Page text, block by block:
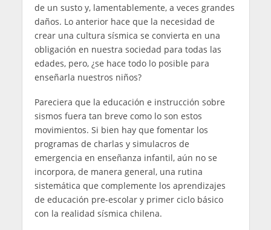
de un susto y, lamentablemente, a veces grandes
daños. Lo anterior hace que la necesidad de
crear una cultura sísmica se convierta en una
obligación en nuestra sociedad para todas las
edades, pero, ¿se hace todo lo posible para
enseñarla nuestros niños?
Pareciera que la educación e instrucción sobre
sismos fuera tan breve como lo son estos
movimientos. Si bien hay que fomentar los
programas de charlas y simulacros de
emergencia en enseñanza infantil, aún no se
incorpora, de manera general, una rutina
sistemática que complemente los aprendizajes
de educación pre-escolar y primer ciclo básico
con la realidad sísmica chilena.